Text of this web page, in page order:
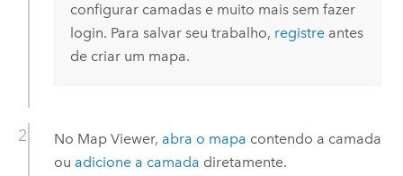
configurar camadas e muito mais sem fazer
login. Para salvar seu trabalho, registreantes
de criar um mapa.
No Map Viewer, abra o mapa contendo a camada
ou adicione a camada diretamente.